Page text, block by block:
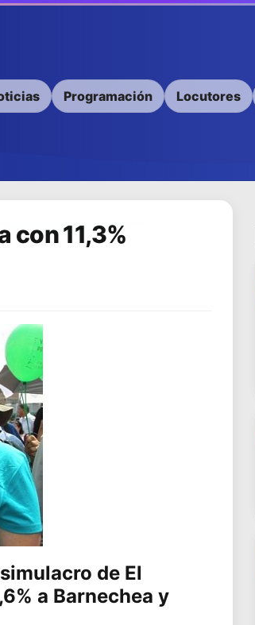
Programación Locutores
con 11,3%
de El
a Barnechea y